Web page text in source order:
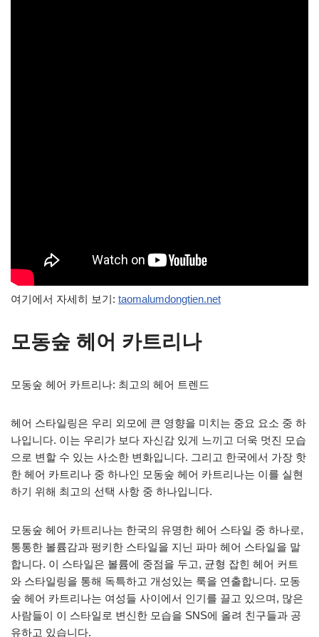
여기에서 자세히 보기: taomalumdongtien.net
모동숲 헤어 카트리나
모동숲 헤어 카트리나: 최고의 헤어 트렌드
헤어 스타일링은 우리 외모에 큰 영향을 미치는 중요 요소 중 하
나입니다. 이는 우리가 보다 자신감 있게 느끼고 더욱 멋진 모습
으로 변할 수 있는 사소한 변화입니다. 그리고 한국에서 가장 핫
한 헤어 카트리나 중 하나인 모동숲 헤어 카트리나는 이를 실현
하기 위해 최고의 선택 사항 중 하나입니다.
모동숲 헤어 카트리나는 한국의 유명한 헤어 스타일 중 하나로,
통통한 볼륨감과 펑키한 스타일을 지닌 파마 헤어 스타일을 말
합니다. 이 스타일은 볼륨에 중점을 두고, 균형 잡힌 헤어 커트
와 스타일링을 통해 독특하고 개성있는 룩을 연출합니다. 모동
숲 헤어 카트리나는 여성들 사이에서 인기를 끌고 있으며, 많은
사람들이 이 스타일로 변신한 모습을 SNS에 올려 친구들과 공
유하고 있습니다.